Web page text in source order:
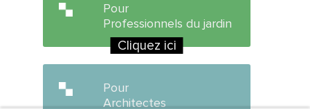
Pour
Professionnels du jardin
Cliquez ici
Pour
Architectes